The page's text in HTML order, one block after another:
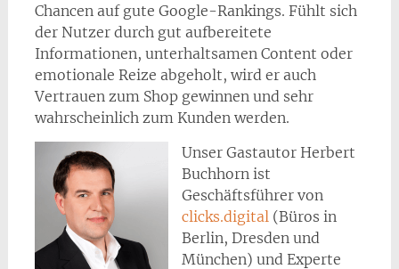
Chancen auf gute Google-Rankings. Fühlt sich
der Nutzer durch gut aufbereitete
Informationen, unterhaltsamen Content oder
emotionale Reize abgeholt, wird er auch
Vertrauen zum Shop gewinnen und sehr
wahrscheinlich zum Kunden werden.
Unser Gastautor Herbert
Buchhorn ist
Geschäftsführer von
clicks.digital (Büros in
Berlin, Dresden und
München) und Experte